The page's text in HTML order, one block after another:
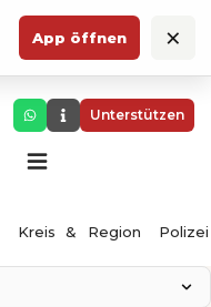
App öffnen ×
Unterstützen
Kreis & Region Polizei